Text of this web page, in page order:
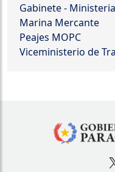
Gabinete -
Marina Mercante
Peajes MOPC
Viceministerio de
X